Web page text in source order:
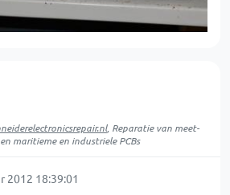
, Reparatie van meet-
maritieme en industriele PCBs
2012 18:39:01